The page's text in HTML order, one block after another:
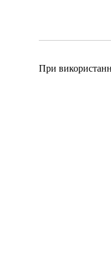
При